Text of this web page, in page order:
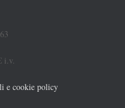
i.v.
e cookie policy